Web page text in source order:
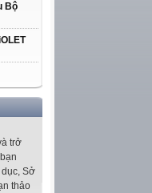
Bộ
trở
Sở
thảo